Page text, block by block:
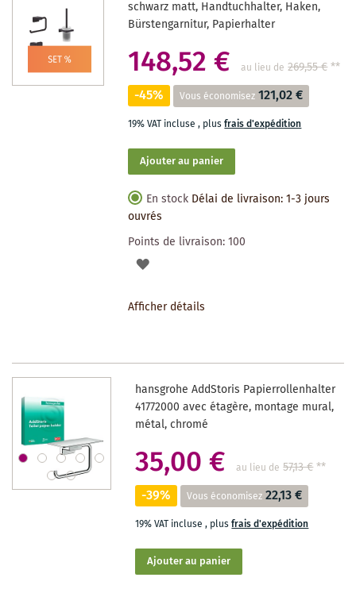
schwarz matt, Handtuchhalter, Haken,
Bürstengarnitur, Papierhalter
148,52 € au lieu de 269,55 €**
-45% Vous économisez 121,02 €
19% VAT incluse, plusfrais d'expédition
Ajouter au panier
En stock Délai de livraison: 1-3 jours
ouvrés
Points de livraison:100
AJOUTER
SOUHAITS
Afficher détails
hansgrohe AddStoris Papierrollenhalter
41772000 avec étagère, montage mural,
métal, chromé
35,00 € au lieu de 57,13 €**
-39% Vous économisez 22,13 €
19% VAT incluse, plusfrais d'expédition
Ajouter au panier